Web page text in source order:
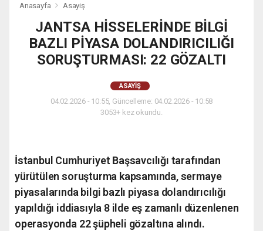
Anasayfa Asayiş
JANTSA HİSSELERİNDE BİLGİ
BAZLI PİYASA DOLANDIRICILIĞI
SORUŞTURMASI: 22 GÖZALTI
ASAYIŞ
04.02.2026 - 10:55, Güncelleme: 04.02.2026 - 10:58
3053+ kez okundu.
İstanbul Cumhuriyet Başsavcılığı tarafından
yürütülen soruşturma kapsamında, sermaye
piyasalarında bilgi bazlı piyasa dolandırıcılığı
yapıldığı iddiasıyla 8 ilde eş zamanlı düzenlenen
operasyonda 22 şüpheli gözaltına alındı.